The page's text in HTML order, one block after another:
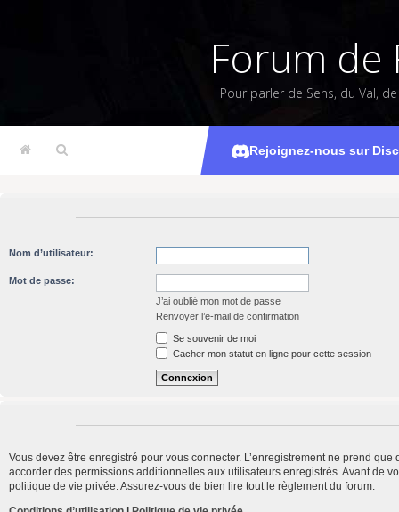
Forum de
Pour parler de Sens, du Val,
Rejoignez-nous sur
Nom d’utilisateur:
Mot de passe:
J’ai oublié mon mot de passe
Renvoyer l’e-mail de confirmation
Se souvenir de moi
Cacher mon statut en ligne pour cette session
Vous devez être enregistré pour vous connecter. L’enregistrement ne prend
accorder des permissions additionnelles aux utilisateurs enregistrés. Avant de
politique de vie privée. Assurez-vous de bien lire tout le règlement du forum.